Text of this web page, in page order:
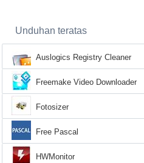
Unduhan teratas
Auslogics Registry Cleaner
Freemake Video Downloader
Fotosizer
Free Pascal
HWMonitor